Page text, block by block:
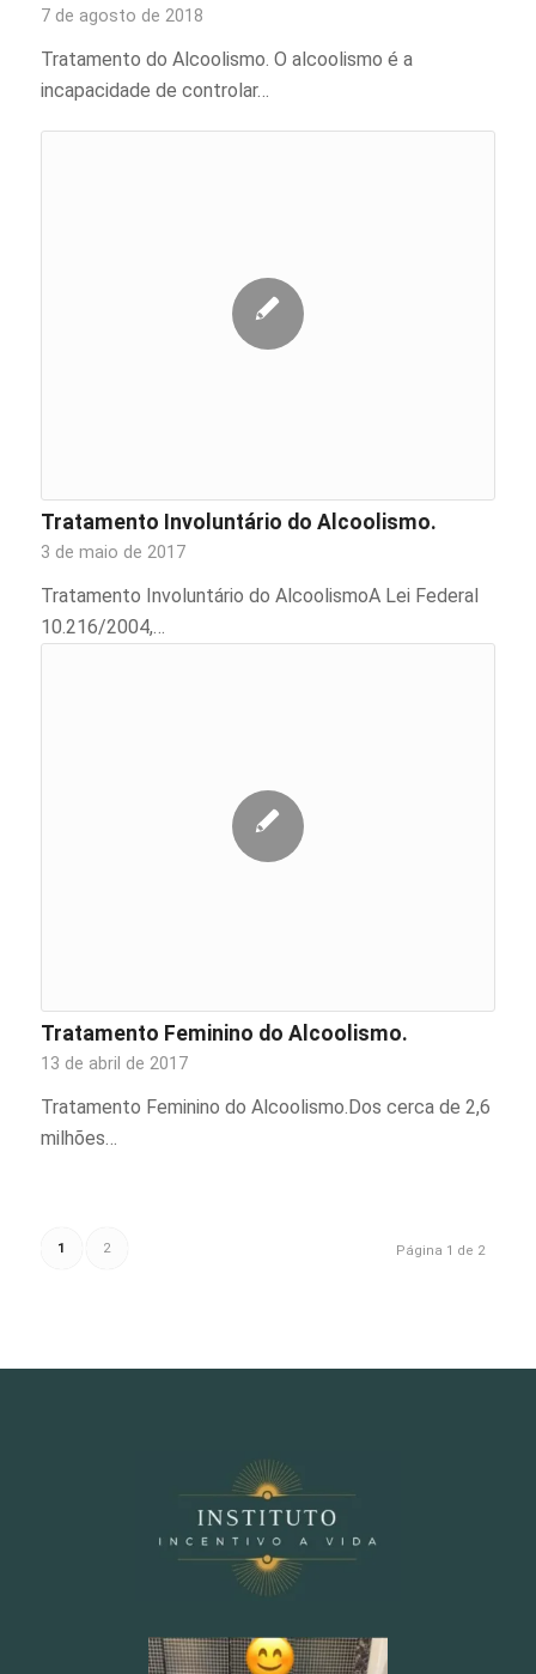
7 de agosto de 2018
Tratamento do Alcoolismo. O alcoolismo é a
incapacidade de controlar…
Tratamento Involuntário do Alcoolismo.
3 de maio de 2017
Tratamento Involuntário do AlcoolismoA Lei Federal
10.216/2004,…
Tratamento Feminino do Alcoolismo.
13 de abril de 2017
Tratamento Feminino do Alcoolismo.Dos cerca de 2,6
milhões…
Página 1 de 2
1 2